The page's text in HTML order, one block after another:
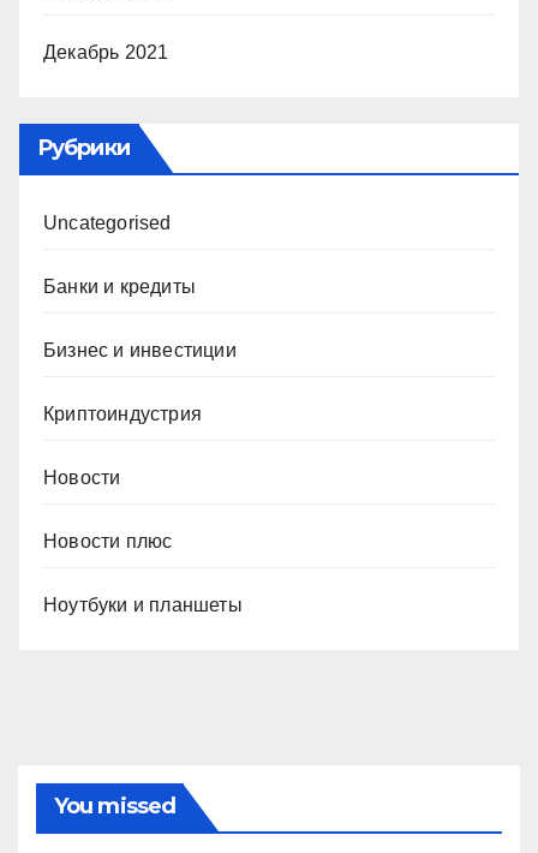
Декабрь 2021
Рубрики
Uncategorised
Банки и кредиты
Бизнес и инвестиции
Криптоиндустрия
Новости
Новости плюс
Ноутбуки и планшеты
You missed